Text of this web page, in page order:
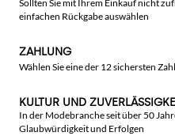
Sollten Sie mit Ihrem Einkauf nicht
einfachen Rückgabe auswählen
ZAHLUNG
Wählen Sie eine der 12 sichersten
KULTUR UND
In der Modebranche seit über 50
Glaubwürdigkeit und Erfolgen